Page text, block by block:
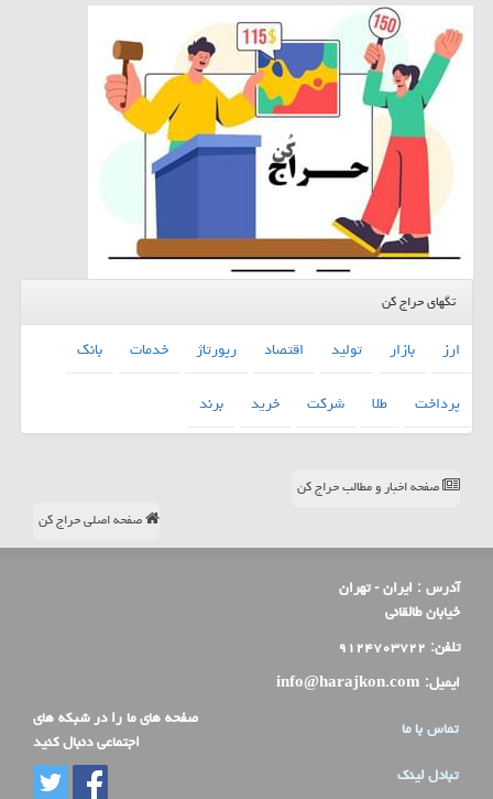
تگهای حراج کن
ارز بازار تولید اقتصاد رپورتاژ خدمات
بانك
پرداخت
طلا شركت خرید برند
صفحه اخبار و مطالب حراج کن
صفحه اصلی حراج کن
آدرس : ایران - تهران
خیابان طالقانی
تلفن: ۹۱۲۴۷۰۳۷۲۲
ایمیل: info@harajkon.com
تماس با ما
تبادل لینک
صفحه های ما را در شبکه های
اجتماعی دنبال کنید